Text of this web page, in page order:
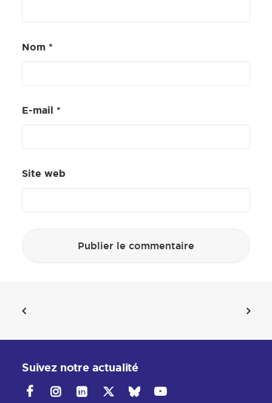
Nom *
E-mail *
Site web
Suivez notre actualité